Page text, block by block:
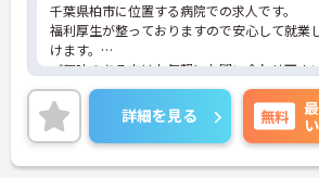
千葉県柏市に位置する病院での求人です。
福利厚生が整っておりますので安心して就業
けます。
ご興味のある方はお気軽にお問い合わせ下さ
詳細を見る 無料